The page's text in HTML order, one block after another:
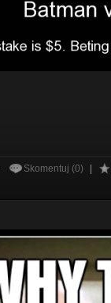
Skomentuj (0)